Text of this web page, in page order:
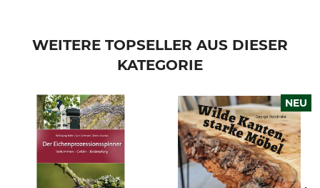
WEITERE TOPSELLER AUS DIESER
KATEGORIE
NEU